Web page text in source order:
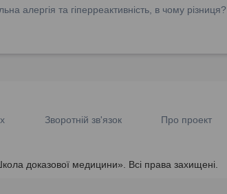
алергія та гіперреактивність, в чому
Зворотній зв'язок Про проект
доказової медицини». Всі права захищені.